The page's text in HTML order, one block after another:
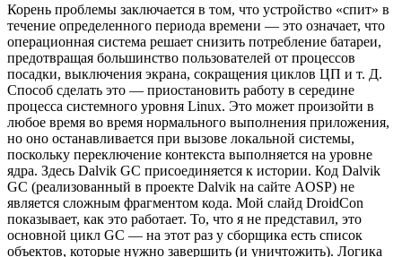
Корень проблемы заключается в том, что устройство «спит» в
течение определенного периода времени — это означает, что
операционная система решает снизить потребление батареи,
предотвращая большинство пользователей от процессов
посадки, выключения экрана, сокращения циклов ЦП и т. Д.
Способ сделать это — приостановить работу в середине
процесса системного уровня Linux. Это может произойти в
любое время во время нормального выполнения приложения,
но оно останавливается при вызове локальной системы,
поскольку переключение контекста выполняется на уровне
ядра. Здесь Dalvik GC присоединяется к истории. Код Dalvik
GC (реализованный в проекте Dalvik на сайте AOSP) не
является сложным фрагментом кода. Мой слайд DroidCon
показывает, как это работает. То, что я не представил, это
основной цикл GC — на этот раз у сборщика есть список
объектов, которые нужно завершить (и уничтожить). Логика